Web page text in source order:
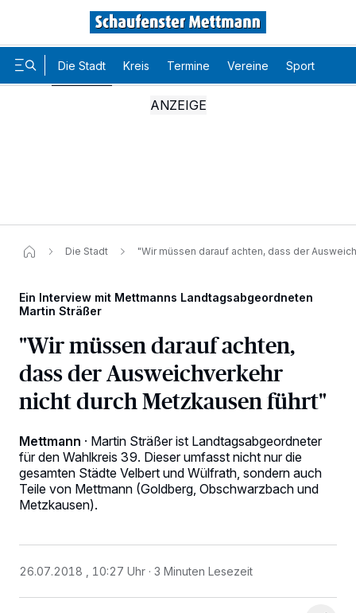
Die Stadt Kreis Termine Vereine Sport
Die Stadt "Wir müssen darauf achten, dass der
Ein Interview mit Mettmanns Landtagsabgeordneten
Martin Sträßer
"Wir müssen darauf achten,
dass der Ausweichverkehr
nicht durch Metzkausen führt"
Mettmann · Martin Sträßer ist Landtagsabgeordneter
für den Wahlkreis 39. Dieser umfasst nicht nur die
gesamten Städte Velbert und Wülfrath, sondern auch
Teile von Mettmann (Goldberg, Obschwarzbach und
Metzkausen).
26.07.2018 , 10:27 Uhr 3 Minuten Lesezeit